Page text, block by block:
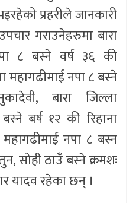
प्रहरीले जानकारी
गराउनेहरुमा बारा
८ बस्ने वर्ष ३६ की
महागढीमाई नपा ८ बस्ने
बारा जिल्ला
बर्ष १२ की रिहाना
नपा ८ बस्न
सोही ठाउँ बस्ने क्रमशः
यादव रहेका छन् ।